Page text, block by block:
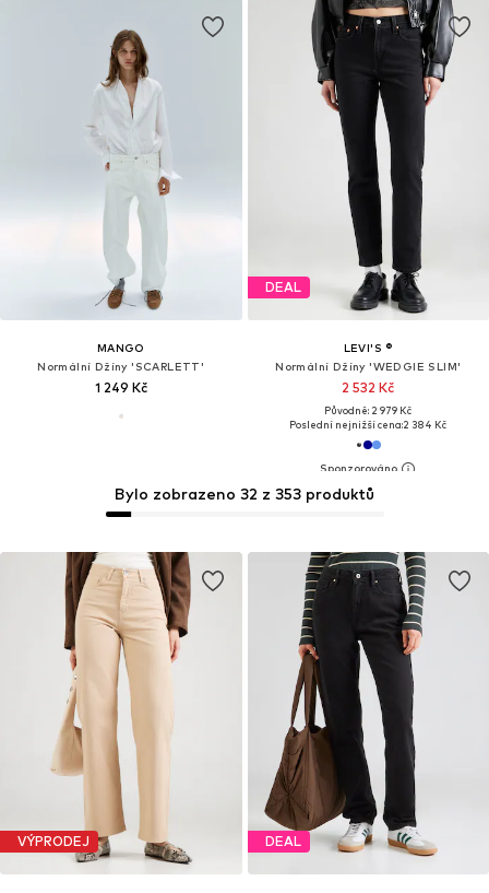
MANGO
Normální Džíny 'SCARLETT'
1 249 Kč
DEAL
LEVI'S ®
Normální Džíny 'WEDGIE SLIM'
2 532 Kč
Původně: 2 979 Kč
Poslední nejnižší cena:2 384 Kč
VÝPRODEJ
Bylo zobrazeno 32 z 353 produktů
DEAL